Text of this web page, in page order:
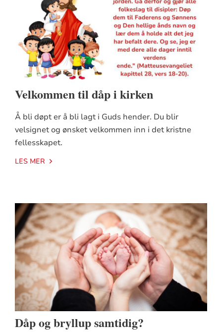
Velkommen til dåp i kirken
Å bli døpt er å bli lagt i Guds hender. Du blir
velsignet og ønsket velkommen inn i det kristne
fellesskapet.
LES MER
Dåp og bryllup samtidig?